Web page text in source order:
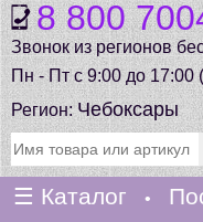
8 800
Звонок из регионов
Пн - Пт с 9:00 до 17:00
Регион:Чебоксары
☰ Каталог •